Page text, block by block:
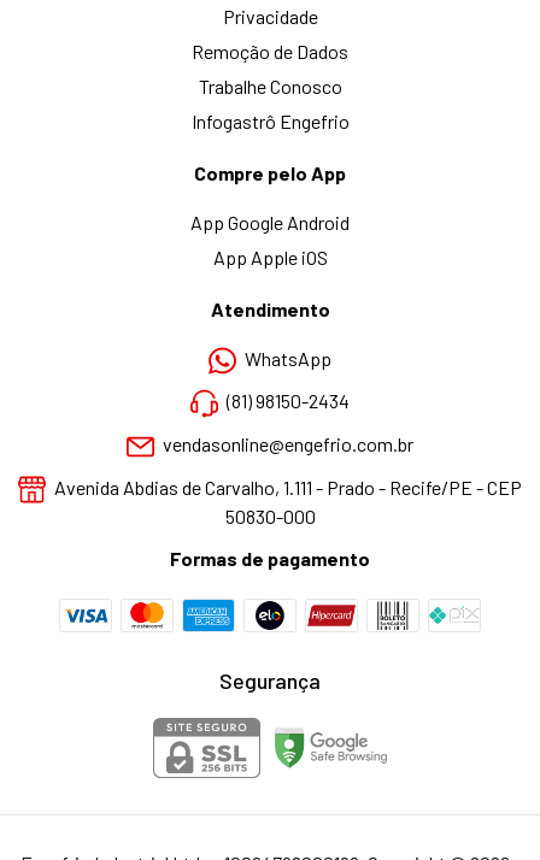
Privacidade
Remoção de Dados
Trabalhe Conosco
Infogastrô Engefrio
Compre pelo App
App Google Android
App Apple iOS
Atendimento
WhatsApp
(81) 98150-2434
vendasonline@engefrio.com.br
Avenida Abdias de Carvalho, 1.111 - Prado - Recife/PE - CEP
50830-000
Formas de pagamento
Segurança